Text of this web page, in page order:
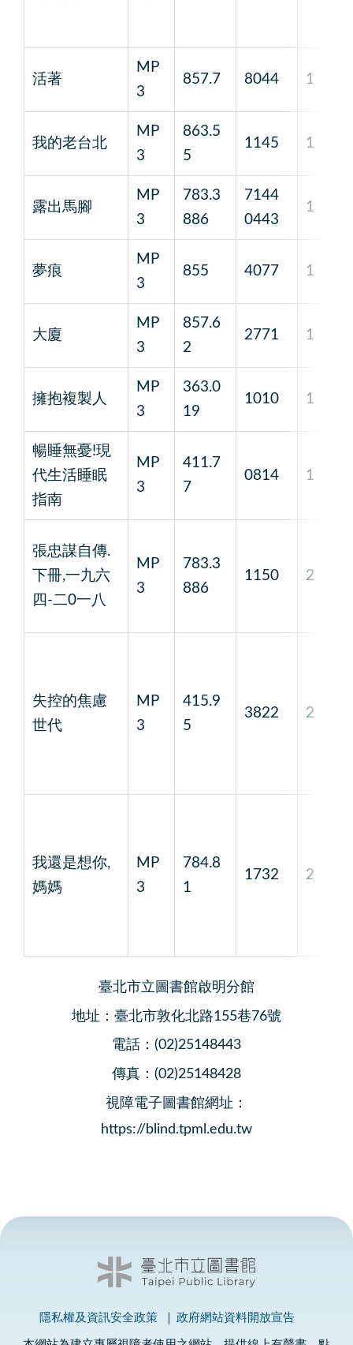
活著
MP
3
857.7 8044 1
我的老台北
MP
3
863.5
5
1145 1
露出馬腳
MP
3
783.3
886
7144
0443
1
夢痕
MP
3
855 4077 1
大廈
MP
3
857.6
2
2771 1
擁抱複製人
MP
3
363.0
19
1010 1
暢睡無憂!現
代生活睡眠
指南
MP
3
411.7
7
0814 1
張忠謀自傳.
下冊,一九六
四-二0一八
MP
3
783.3
886
1150 2
失控的焦慮
世代
MP
3
415.9
5
3822 2
我還是想你,
媽媽
MP
3
784.8
1
1732 2
臺北市立圖書館啟明分館
地址：臺北市敦化北路155巷76號
電話：(02)25148443
傳真：(02)25148428
視障電子圖書館網址：
https://blind.tpml.edu.tw
隱私權及資訊安全政策 政府網站資料開放宣告